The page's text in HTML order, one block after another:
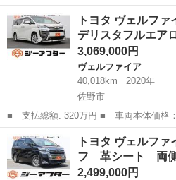
ー名： トヨタ ■ 車種名： ヴェルフ
ード名： Ｚ プレミア 左右独立ム
全周囲カ...
栃木 小山市 ヴェルファイア
トヨタ ヴェルフ
デリスタフルエ
3,069,000円
ヴェルファイア
40,018km
2020年
佐野市
■ 支払総額: 320万円 ■ 車両本体価格： 3,069,000 円 ■ メーカー
名： トヨタ ■ 車種名： ヴェルファ
５Ｚ 禁煙車 モデリスタフルエアロ
チナビ 両...
栃木 佐野市 ヴェルファイア
トヨタ ヴェルフ
フ 革シート 両
2,499,000円